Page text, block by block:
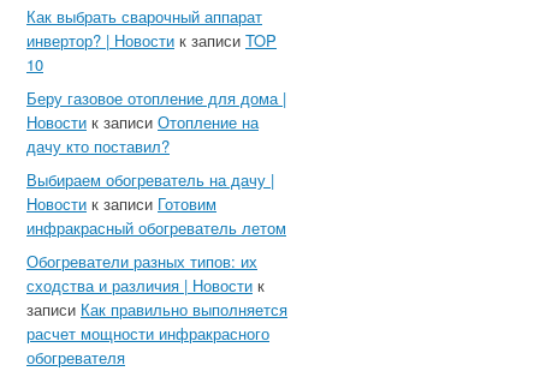
Как выбрать сварочный аппарат
инвертор? | Новости к записи TOP
10
Беру газовое отопление для дома |
Новости к записи Отопление на
дачу кто поставил?
Выбираем обогреватель на дачу |
Новости к записи Готовим
инфракрасный обогреватель летом
Обогреватели разных типов: их
сходства и различия | Новости к
записи Как правильно выполняется
расчет мощности инфракрасного
обогревателя